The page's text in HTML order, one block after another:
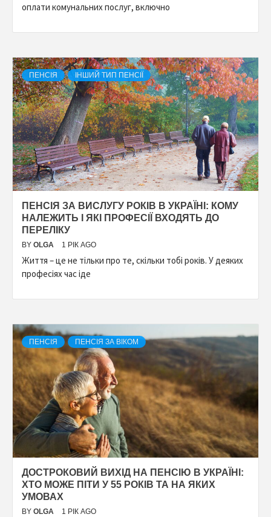
оплати комунальних послуг, включно
ПЕНСІЯ ІНШИЙ ТИП ПЕНСІЇ
ПЕНСІЯ ЗА ВИСЛУГУ РОКІВ В УКРАЇНІ: КОМУ
НАЛЕЖИТЬ І ЯКІ ПРОФЕСІЇ ВХОДЯТЬ ДО
ПЕРЕЛІКУ
BY OLGA 1 РІК AGO
Життя – це не тільки про те, скільки тобі років. У деяких
професіях час іде
ПЕНСІЯ ПЕНСІЯ ЗА ВІКОМ
ДОСТРОКОВИЙ ВИХІД НА ПЕНСІЮ В УКРАЇНІ:
ХТО МОЖЕ ПІТИ У 55 РОКІВ ТА НА ЯКИХ
УМОВАХ
BY OLGA 1 РІК AGO